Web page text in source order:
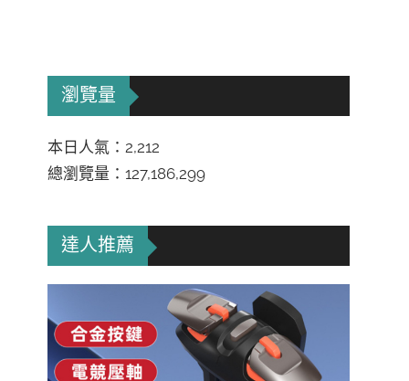
瀏覽量
本日人氣：2,212
總瀏覽量：127,186,299
達人推薦